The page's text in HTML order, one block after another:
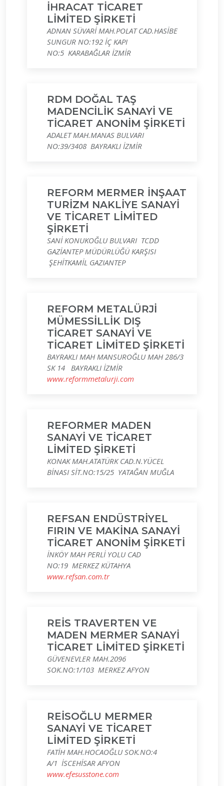
İHRACAT TİCARET
LİMİTED ŞİRKETİ
ADNAN SÜVARİ MAH.POLAT CAD.HASİBE
SUNGUR NO:192 İÇ KAPI
NO:5 KARABAĞLAR İZMİR
RDM DOĞAL TAŞ
MADENCİLİK SANAYİ VE
TİCARET ANONİM ŞİRKETİ
ADALET MAH.MANAS BULVARI
NO:39/3408 BAYRAKLI İZMİR
REFORM MERMER İNŞAAT
TURİZM NAKLİYE SANAYİ
VE TİCARET LİMİTED
ŞİRKETİ
SANİ KONUKOĞLU BULVARI TCDD
GAZİANTEP MÜDÜRLÜĞÜ KARŞISI
ŞEHİTKAMİL GAZIANTEP
REFORM METALÜRJİ
MÜMESSİLLİK DIŞ
TİCARET SANAYİ VE
TİCARET LİMİTED ŞİRKETİ
BAYRAKLI MAH MANSUROĞLU MAH 286/3
SK 14 BAYRAKLI İZMİR
www.reformmetalurji.com
REFORMER MADEN
SANAYİ VE TİCARET
LİMİTED ŞİRKETİ
KONAK MAH.ATATÜRK CAD.N.YÜCEL
BİNASI SİT.NO:15/25 YATAĞAN MUĞLA
REFSAN ENDÜSTRİYEL
FIRIN VE MAKİNA SANAYİ
TİCARET ANONİM ŞİRKETİ
İNKÖY MAH PERLİ YOLU CAD
NO:19 MERKEZ KÜTAHYA
www.refsan.com.tr
REİS TRAVERTEN VE
MADEN MERMER SANAYİ
TİCARET LİMİTED ŞİRKETİ
GÜVENEVLER MAH.2096
SOK.NO:1/103 MERKEZ AFYON
REİSOĞLU MERMER
SANAYİ VE TİCARET
LİMİTED ŞİRKETİ
FATİH MAH.HOCAOĞLU SOK.NO:4
A/1 İSCEHİSAR AFYON
www.efesusstone.com